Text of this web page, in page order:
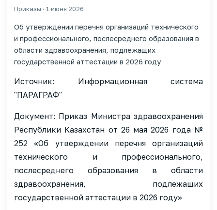
Приказы · 1 июня 2026
Об утверждении перечня организаций технического
и профессионального, послесреднего образования в
области здравоохранения, подлежащих
государственной аттестации в 2026 году
Источник: Информационная система
"ПАРАГРАФ"
Документ: Приказ Министра здравоохранения
Республики Казахстан от 26 мая 2026 года №
252 «Об утверждении перечня организаций
технического и профессионального,
послесреднего образования в области
здравоохранения, подлежащих
государственной аттестации в 2026 году»